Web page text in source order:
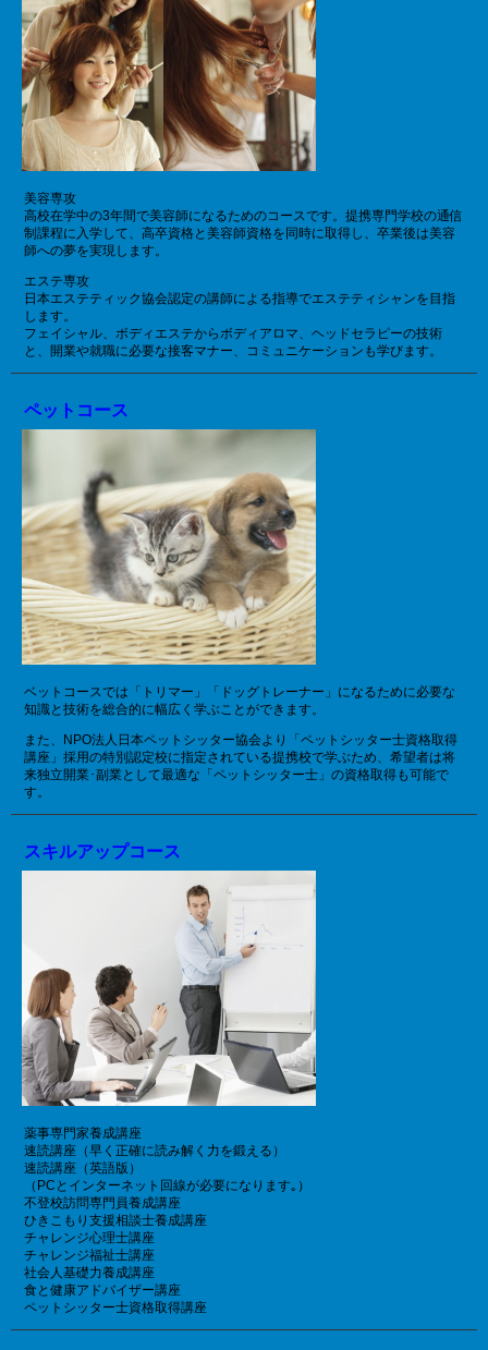
美容専攻
高校在学中の3年間で美容師になるためのコースです。提携専門学校の通信
制課程に入学して、高卒資格と美容師資格を同時に取得し、卒業後は美容
師への夢を実現します。
エステ専攻
日本エステティック協会認定の講師による指導でエステティシャンを目指
します。
フェイシャル、ボディエステからボディアロマ、ヘッドセラピーの技術
と、開業や就職に必要な接客マナー、コミュニケーションも学びます。
ペットコース
ベットコースでは「トリマー」「ドッグトレーナー」になるために必要な
知識と技術を総合的に幅広く学ぶことができます。
また、NPO法人日本ペットシッター協会より「ペットシッター士資格取得
講座」採用の特別認定校に指定されている提携校で学ぶため、希望者は将
来独立開業･副業として最適な「ペットシッター士」の資格取得も可能で
す。
スキルアップコース
薬事専門家養成講座
速読講座（早く正確に読み解く力を鍛える）
速読講座（英語版）
（PCとインターネット回線が必要になります｡）
不登校訪問専門員養成講座
ひきこもり支援相談士養成講座
チャレンジ心理士講座
チャレンジ福祉士講座
社会人基礎力養成講座
食と健康アドバイザー講座
ペットシッター士資格取得講座